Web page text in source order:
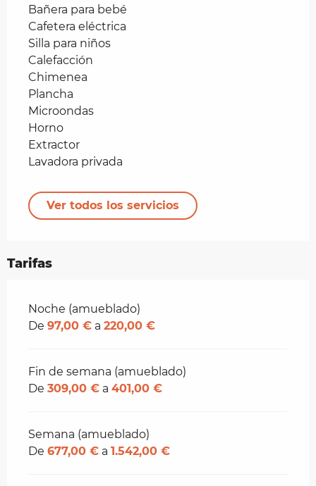
Bañera para bebé
Cafetera eléctrica
Silla para niños
Calefacción
Chimenea
Plancha
Microondas
Horno
Extractor
Lavadora privada
Ver todos los servicios
Tarifas
Tarifas 2026
Noche (amueblado)
De 97,00 € a 220,00 €
Fin de semana (amueblado)
De 309,00 € a 401,00 €
Semana (amueblado)
De 677,00 € a 1.542,00 €